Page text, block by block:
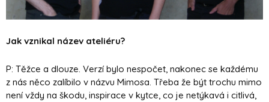
Jak vznikal název ateliéru?
P: Těžce a dlouze. Verzí bylo nespočet, nakonec se každému
z nás něco zalíbilo v názvu Mimosa. Třeba že být trochu mimo
není vždy na škodu, inspirace v kytce, co je netýkavá i citlivá,